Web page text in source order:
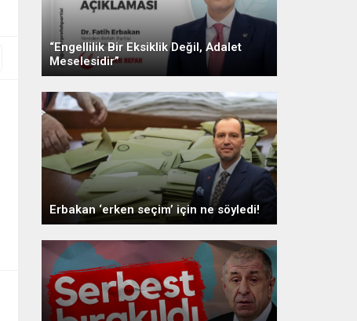
“Engellilik Bir Eksiklik Değil, Adalet
Meselesidir”
Erbakan ‘erken seçim’ için ne söyledi!